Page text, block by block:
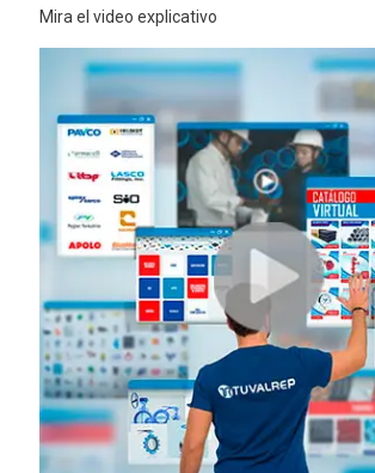
Mira el video explicativo